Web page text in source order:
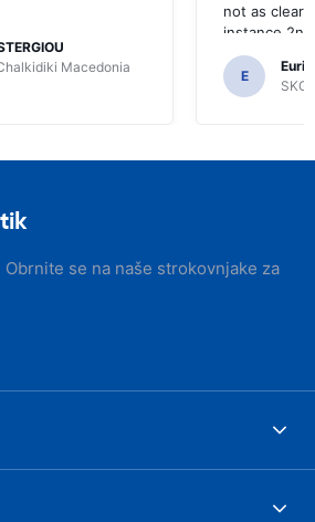
Macedonia
not as clear
instance
the most
your site.
E
SKG
se na naše strokovnjake za